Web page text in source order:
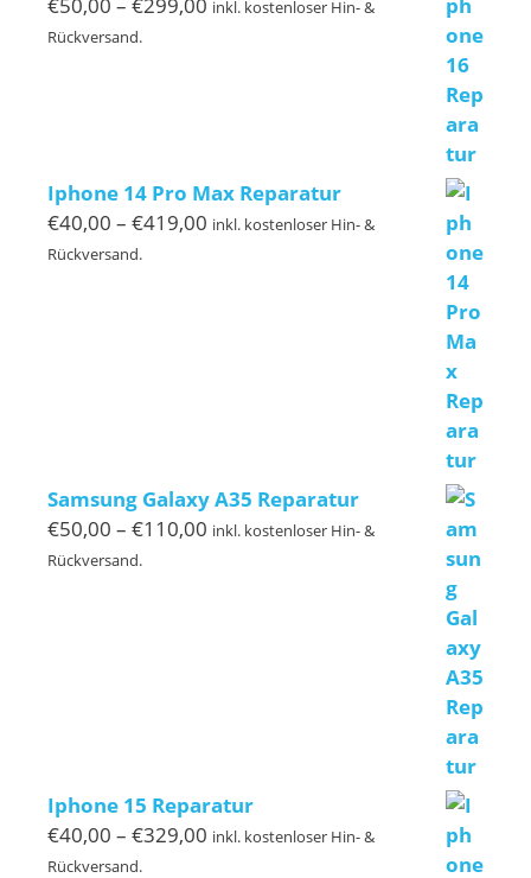
inkl. kostenloser Hin- &
Rückversand.
Iphone 14 Pro Max Reparatur
€40,00 – €419,00 Preisspanne:
inkl. kostenloser Hin- &
Rückversand.
Samsung Galaxy A35 Reparatur
€50,00 – €110,00 Preisspanne:
inkl. kostenloser Hin- &
Rückversand.
Iphone 15 Reparatur
€40,00 – €329,00 Preisspanne:
inkl. kostenloser Hin- &
Rückversand.